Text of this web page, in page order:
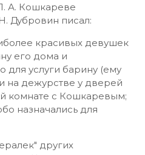
А. Кошкареве
Дубровин писал:
красивых девушек
его дома и
для услуги барину (ему
на дежурстве у дверей
комнате с Кошкаревым;
назначались для
других